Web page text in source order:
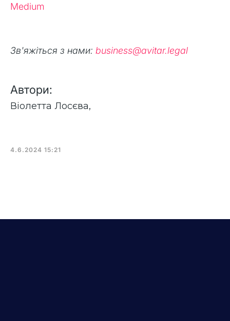
Medium
Зв'яжіться з нами: business@avitar.legal
Автори:
Віолетта Лосєва,
4.6.2024 15:21